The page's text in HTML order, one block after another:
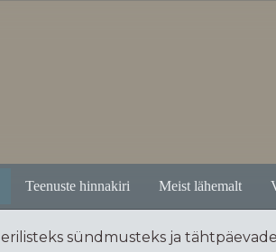
Teenuste hinnakiri Meist lähemalt
sündmusteks ja